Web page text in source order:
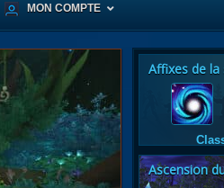
Les montures
Les mascottes
Les jouets
Les héritages
MON COMPTE
Affixes de la
Ascension